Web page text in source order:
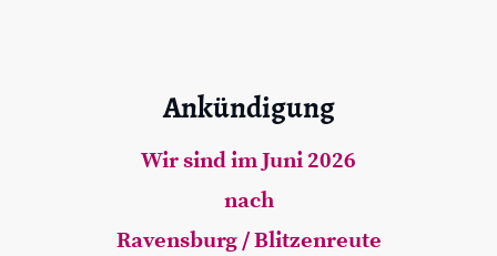
Ankündigung
Wir sind im Juni 2026
nach
Ravensburg / Blitzenreute